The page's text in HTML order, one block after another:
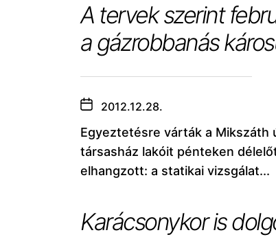
A tervek szerint
a gázrobbanás
2012.12.28.
Egyeztetésre várták a Mikszáth
társasház lakóit pénteken
elhangzott: a statikai vizsgálat...
Karácsonykor is